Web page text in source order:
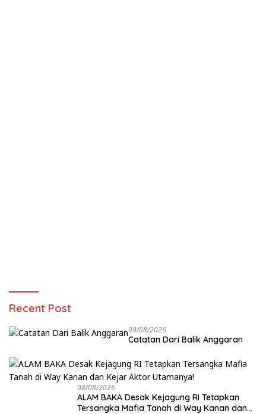
Recent Post
09/08/2026
Catatan Dari Balik Anggaran
08/08/2026
ALAM BAKA Desak Kejagung RI Tetapkan
Tersangka Mafia Tanah di Way Kanan dan